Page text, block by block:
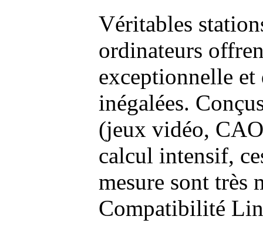
Véritables
ordinateurs
exceptionnelle et
inégalées.
(jeux vidéo,
calcul intensif,
mesure sont très
Compatibilité